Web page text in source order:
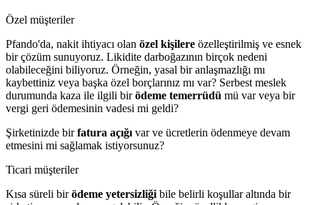
Özel müşteriler
Pfando'da, nakit ihtiyacı olan özel kişilere özelleştirilmiş ve esnek
bir çözüm sunuyoruz. Likidite darboğazının birçok nedeni
olabileceğini biliyoruz. Örneğin, yasal bir anlaşmazlığı mı
kaybettiniz veya başka özel borçlarınız mı var? Serbest meslek
durumunda kaza ile ilgili birödeme temerrüdü mü var veya bir
vergi geri ödemesinin vadesi mi geldi?
Şirketinizde birfatura açığı var ve ücretlerin ödenmeye devam
etmesini mi sağlamak istiyorsunuz?
Ticari müşteriler
Kısa süreli birödeme yetersizliği bile belirli koşullar altında bir